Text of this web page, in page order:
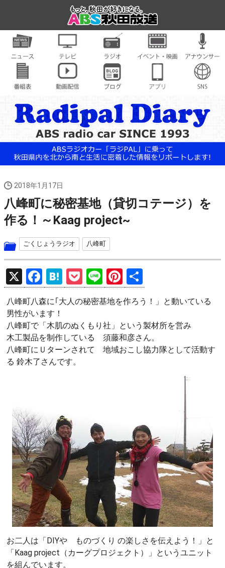
2018年1月17日
八峰町に秘密基地（貸切コテージ）を
作る！～Kaag project~
ごくじょうラジオ 八峰町
X
F
a
ce
b
o
o
H
at
e
n
a
P
o
ck
et
Li
n
e
Pi
nt
er
es
t
有
八峰町八森に｢大人の秘密基地を作ろう！」と動いている
男性がいます！
八峰町で「木肌のぬくもり社」という製材所を営み
木工製品を制作している 須藤和彦さん。
八峰町にＵターンされて 地域おこし協力隊として活動す
る 鈴木了さんです。
お二人は「DIYや ものづくり の楽しさを伝えよう！」と
「Kaag project（カーグプロジェクト）」というユニット
を組んでいます。